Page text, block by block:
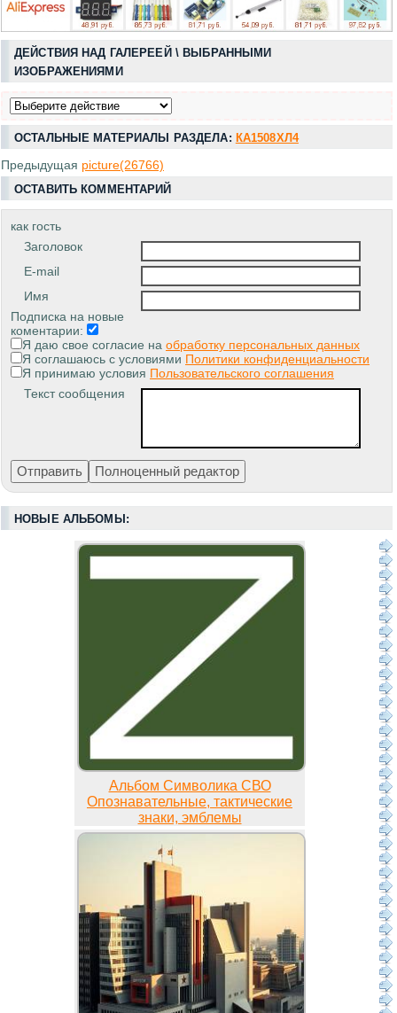
ДЕЙСТВИЯ НАД ГАЛЕРЕЕЙ \ ВЫБРАННЫМИ
ИЗОБРАЖЕНИЯМИ
ОСТАЛЬНЫЕ МАТЕРИАЛЫ РАЗДЕЛА: КА1508ХЛ4
Предыдущая picture(26766)
ОСТАВИТЬ КОММЕНТАРИЙ
как гость
Заголовок
E-mail
Имя
Подписка на новые
коментарии:
Я даю свое согласие на обработку персональных данных
Я соглашаюсь с условиями Политики конфиденциальности
Я принимаю условия Пользовательского соглашения
Текст сообщения
НОВЫЕ АЛЬБОМЫ:
Альбом Символика СВО
Опознавательные, тактические
знаки, эмблемы